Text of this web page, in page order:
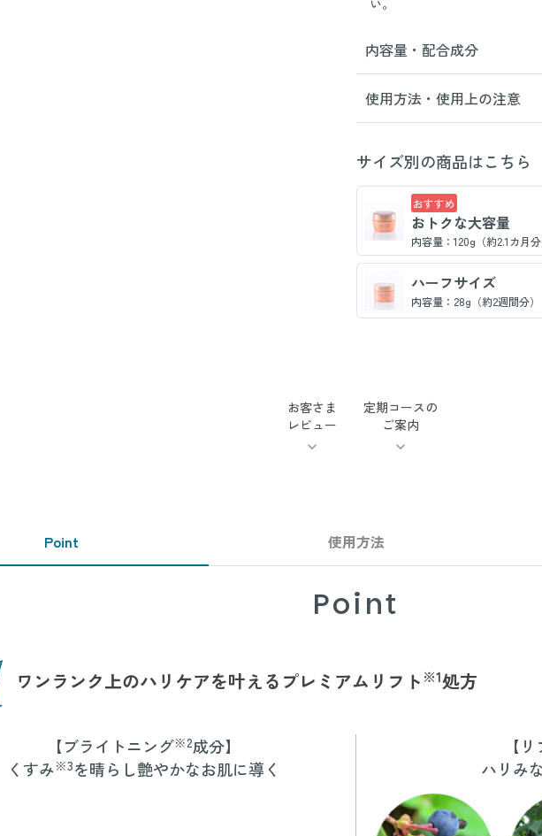
い。
内容量・配合成分
使用方法・使用上の注意
サイズ別の商品はこちら
おすすめ
おトクな大容量
内容量：120g（約2.1カ月分
ハーフサイズ
内容量：28g（約2週間分）
お客さま
レビュー
定期コースの
ご案内
Point 使用方法
Point
ワンランク上のハリケアを叶えるプレミアムリフト ※1処方
【ブライトニング※2成分】
くすみ ※3を晴らし艶やかなお肌に導く
【
ハリみ